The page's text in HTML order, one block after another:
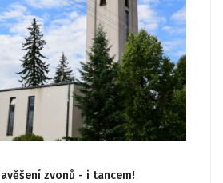
zvonů - i tancem!